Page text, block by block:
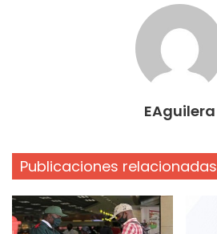
EAguilera
Publicaciones relacionadas